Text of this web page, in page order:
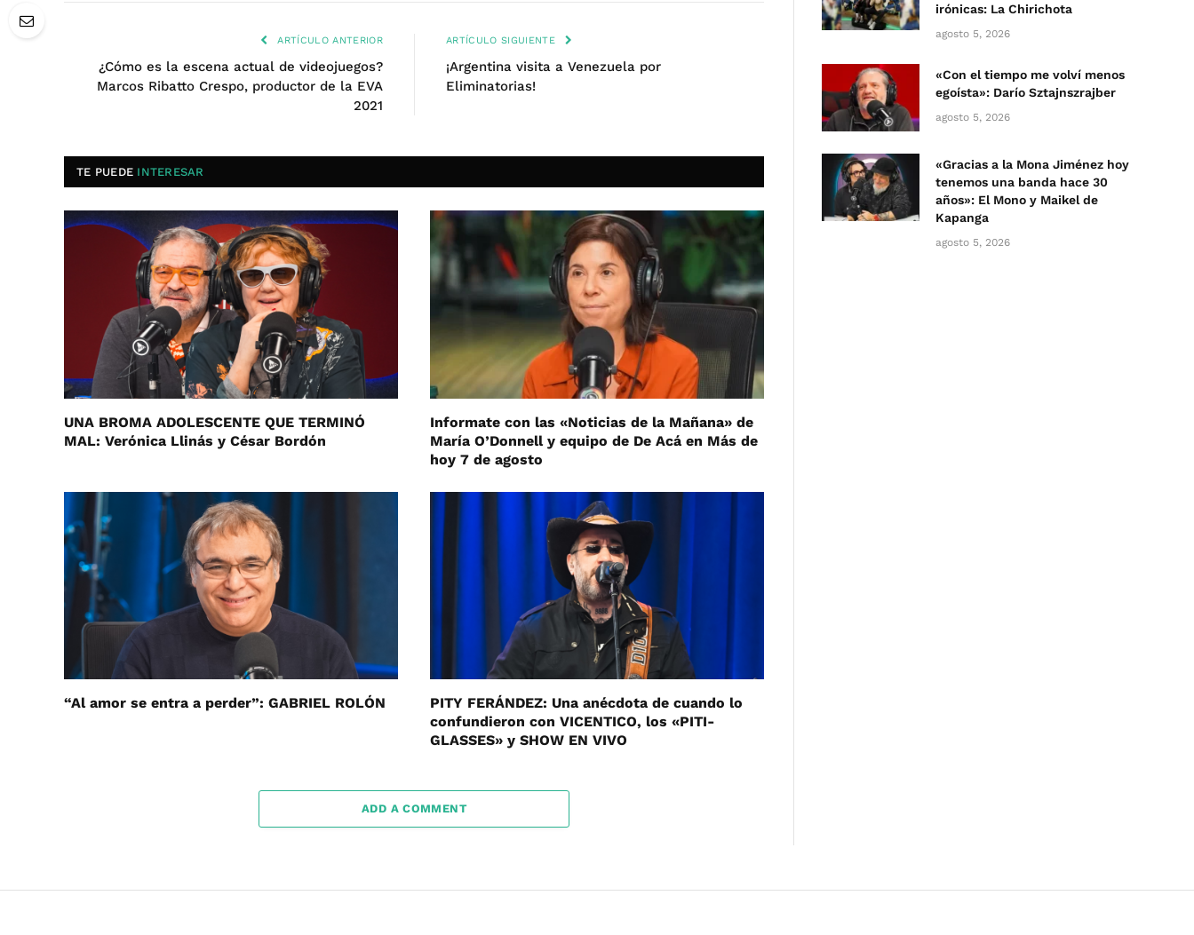
ARTÍCULO ANTERIOR
¿Cómo es la escena actual de videojuegos?
Marcos Ribatto Crespo, productor de la EVA
2021
ARTÍCULO SIGUIENTE
¡Argentina visita a Venezuela por
Eliminatorias!
TE PUEDE INTERESAR
UNA BROMA ADOLESCENTE QUE TERMINÓ
MAL: Verónica Llinás y César Bordón
Informate con las «Noticias de la Mañana» de
María O’Donnell y equipo de De Acá en Más de
hoy 7 de agosto
“Al amor se entra a perder”: GABRIEL ROLÓN
PITY FERÁNDEZ: Una anécdota de cuando lo
confundieron con VICENTICO, los «PITI-
GLASSES» y SHOW EN VIVO
ADD A COMMENT
irónicas: La Chirichota
agosto 5, 2026
«Con el tiempo me volví menos
egoísta»: Darío Sztajnszrajber
agosto 5, 2026
«Gracias a la Mona Jiménez hoy
tenemos una banda hace 30
años»: El Mono y Maikel de
Kapanga
agosto 5, 2026